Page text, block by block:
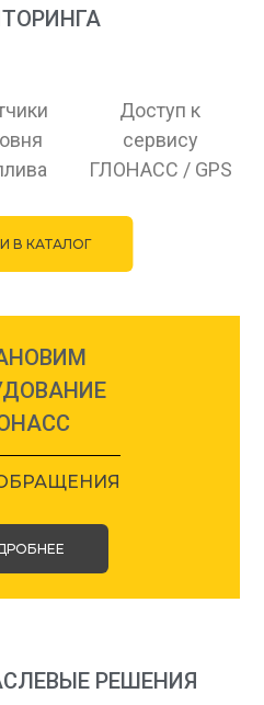
В КАТАЛОГ
Доступ к
сервису
ГЛОНАСС / GPS
РЕШЕНИЯ